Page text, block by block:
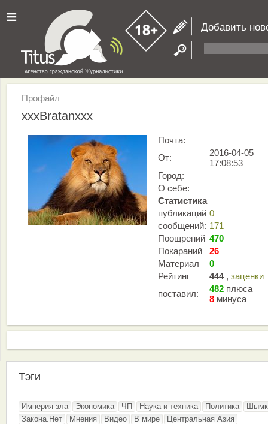
≡ Добавить
Профайл
xxxBratanxxx
Почта:
От:
2016-04-05
17:08:53
Город:
О себе:
Статистика
публикаций 0
сообщений: 171
Поощрений 470
Покараний
26
Материал
0
Рейтинг
444 , заценки
поставил:
482 плюса
8 минуса
Тэги
Империя зла Экономика ЧП Наука и техника Политика
Закона.Нет
Мнения Видео В мире
Центральная Азия